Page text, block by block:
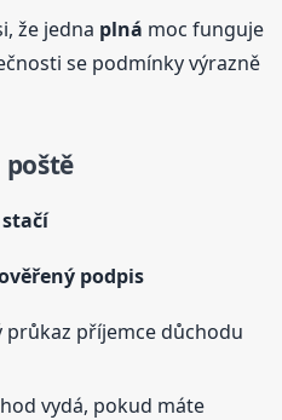
že jedna plná moc funguje
se podmínky výrazně
podpis
příjemce důchodu
vydá, pokud máte